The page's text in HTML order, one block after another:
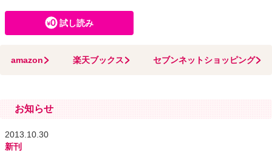
試し読み
amazon 楽天ブックス セブンネットショッピング
お知らせ
2013.10.30
新刊